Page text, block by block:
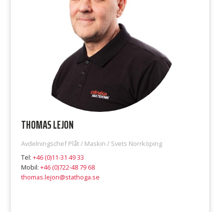
THOMAS LEJON
Avdelningschef Plåt / Maskin / Svets Norrköping
Tel: +46 (0)11-31 49 33
Mobil: +46 (0)722-48 79 68
thomas.lejon@stathoga.se